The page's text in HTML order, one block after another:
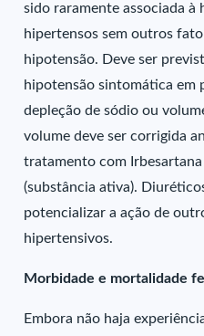
sido raramente associada à
hipertensos sem outros
hipotensão. Deve ser
hipotensão sintomática em
depleção de sódio ou
volume deve ser corrigida
tratamento com
(substância ativa).
potencializar a ação de
hipertensivos.
Morbidade e mortalidade
Embora não haja